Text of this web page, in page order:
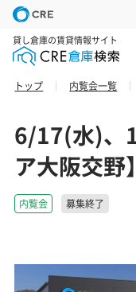
貸し倉庫の賃貸情報サイト
トップ 内覧会一覧
6/17(水)、
ア大阪交野
内覧会 募集終了